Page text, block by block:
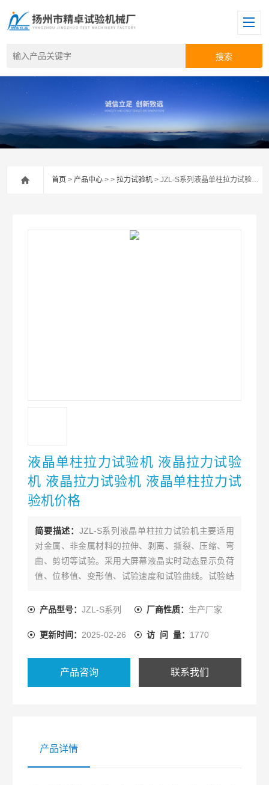
首页 >产品中心 > >拉力试验机 > JZL-S系列液晶单柱拉力试验机 液晶拉力试验机 液晶拉力试验机 液晶单柱拉力试验机价格
液晶单柱拉力试验机 液晶拉力试验
机 液晶拉力试验机 液晶单柱拉力试
验机价格
简要描述： JZL-S系列液晶单柱拉力试验机主要适用
对金属、非金属材料的拉伸、剥离、撕裂、压缩、弯
曲、剪切等试验。采用大屏幕液晶实时动态显示负荷
值、位移值、变形值、试验速度和试验曲线。试验结
产品型号：JZL-S系列 厂商性质： 生产厂家
更新时间： 2025-02-26 访 问 量： 1770
产品咨询 联系我们
产品详情